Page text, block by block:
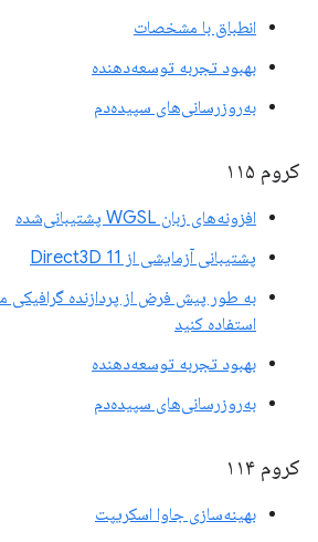
انطباق با مشخصات
بهبود تجربه توسعه‌دهنده
به‌روزرسانی‌های سپیده‌دم
کروم ۱۱۵
افزونه‌های زبان WGSL پشتیبانی‌شده
پشتیبانی آزمایشی از Direct3D 11
استفاده کنید
بهبود تجربه توسعه‌دهنده
به‌روزرسانی‌های سپیده‌دم
کروم ۱۱۴
بهینه‌سازی جاوا اسکریپت